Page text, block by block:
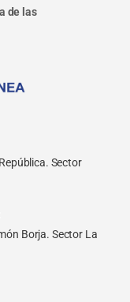
de las
Sector
Borja. Sector La